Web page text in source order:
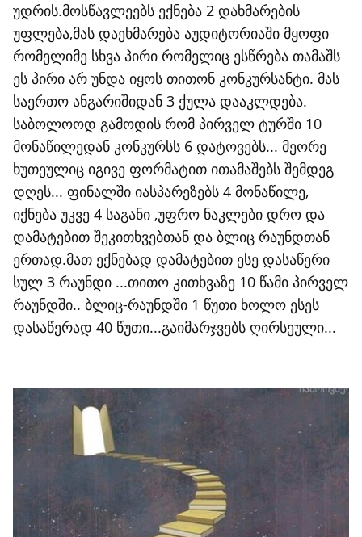
უდრის.მოსწავლეებს ექნება 2 დახმარების
უფლება,მას დაეხმარება აუდიტორიაში მყოფი
რომელიმე სხვა პირი რომელიც ესწრება თამაშს
ეს პირი არ უნდა იყოს თითონ კონკურსანტი. მას
საერთო ანგარიშიდან 3 ქულა დააკლდება.
საბოლოოდ გამოდის რომ პირველ ტურში 10
მონაწილედან კონკურსს 6 დატოვებს... მეორე
ხუთეულიც იგივე ფორმატით ითამაშებს შემდეგ
დღეს... ფინალში იასპარეზებს 4 მონაწილე,
იქნება უკვე 4 საგანი ,უფრო ნაკლები დრო და
დამატებით შეკითხვებთან და ბლიც რაუნდთან
ერთად.მათ ექნებად დამატებით ესე დასაწერი
სულ 3 რაუნდი ...თითო კითხვაზე 10 წამი პირველ
რაუნდში.. ბლიც-რაუნდში 1 წუთი ხოლო ესეს
დასაწერად 40 წუთი...გაიმარჯვებს ღირსეული...